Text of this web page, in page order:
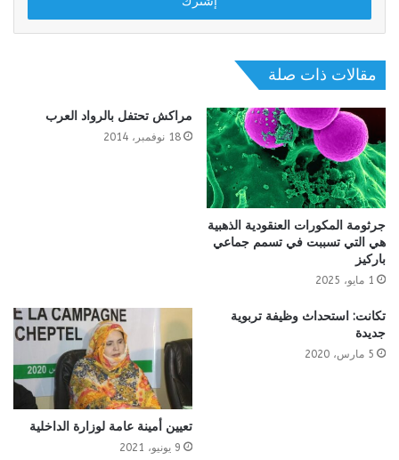
مقالات ذات صلة
جرثومة المكورات العنقودية الذهبية
هي التي تسببت في تسمم جماعي
باركيز
1 مايو، 2025
مراكش تحتفل بالرواد العرب
18 نوفمبر، 2014
تكانت: استحداث وظيفة تربوية
جديدة
5 مارس، 2020
تعيين أمينة عامة لوزارة الداخلية
9 يونيو، 2021